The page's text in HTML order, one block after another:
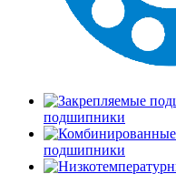
подшипники
подшипники